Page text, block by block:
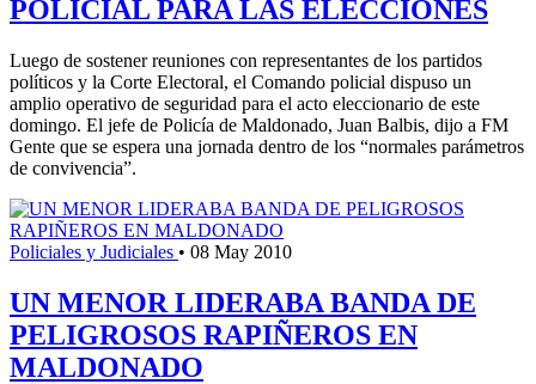
POLICIAL PARA LAS ELECCIONES
Luego de sostener reuniones con representantes de los partidos
políticos y la Corte Electoral, el Comando policial dispuso un
amplio operativo de seguridad para el acto eleccionario de este
domingo. El jefe de Policía de Maldonado, Juan Balbis, dijo a FM
Gente que se espera una jornada dentro de los “normales parámetros
de convivencia”.
Policiales y Judiciales • 08 May 2010
UN MENOR LIDERABA BANDA DE
PELIGROSOS RAPIÑEROS EN
MALDONADO